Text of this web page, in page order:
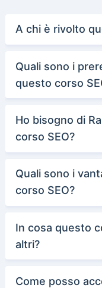
A chi è rivolto
Quali sono i
questo corso
Ho bisogno di
corso SEO?
Quali sono i
corso SEO?
In cosa questo
altri?
Come posso